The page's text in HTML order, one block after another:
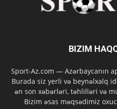
BIZIM
Sport-Az.com — Azərbaycanın
Burada siz yerli və beynəlxalq
ən son xəbərləri, təhlilləri və
Bizim əsas məqsədimiz